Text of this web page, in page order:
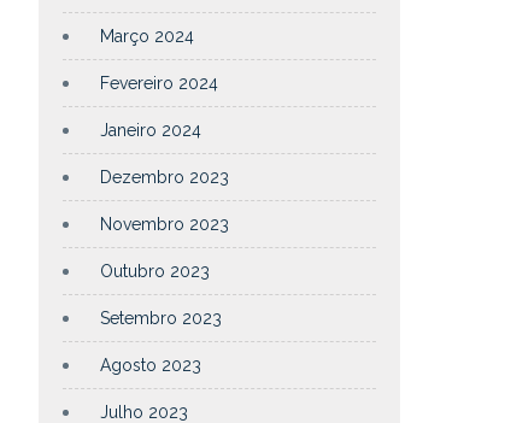
Março 2024
Fevereiro 2024
Janeiro 2024
Dezembro 2023
Novembro 2023
Outubro 2023
Setembro 2023
Agosto 2023
Julho 2023